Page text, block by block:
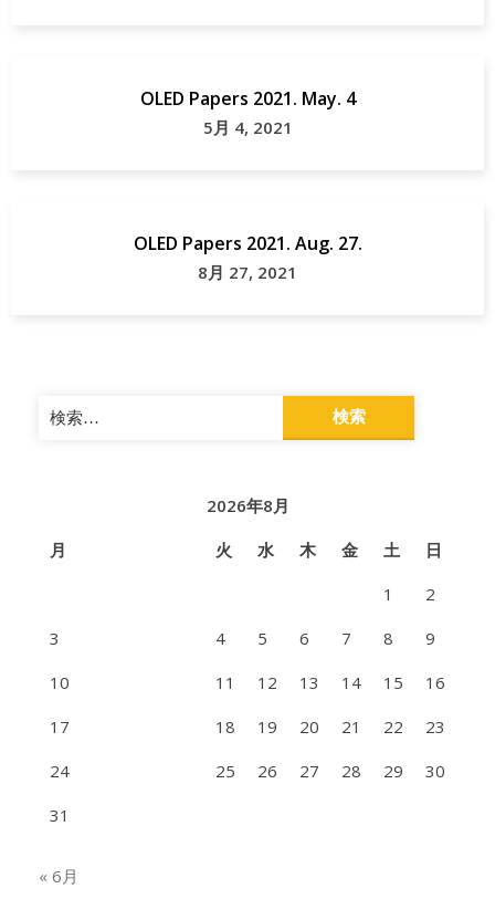
OLED Papers 2021. May. 4
5月 4, 2021
OLED Papers 2021. Aug. 27.
8月 27, 2021
検
索:
2026年8月
月
火 水 木 金 土
日
1
2
3
4 5 6 7 8
9
10
11 12 13 14 15
16
17
18 19 20 21 22
23
24
25 26 27 28 29
30
31
« 6月